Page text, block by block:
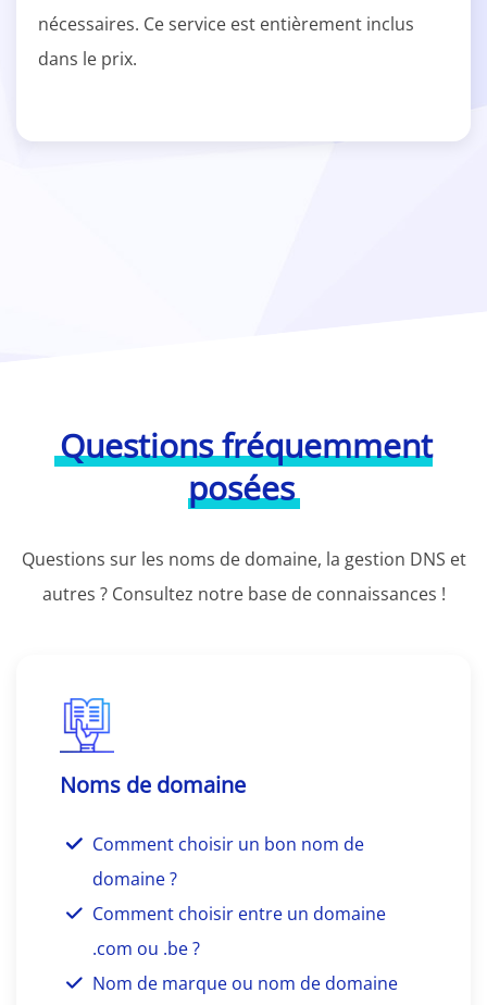
nécessaires. Ce service est entièrement inclus
dans le prix.
Questions fréquemment
posées
Questions sur les noms de domaine, la gestion DNS et
autres ? Consultez notre base de connaissances !
Noms de domaine
Comment choisir un bon nom de
domaine ?
Comment choisir entre un domaine
.com ou .be ?
Nom de marque ou nom de domaine